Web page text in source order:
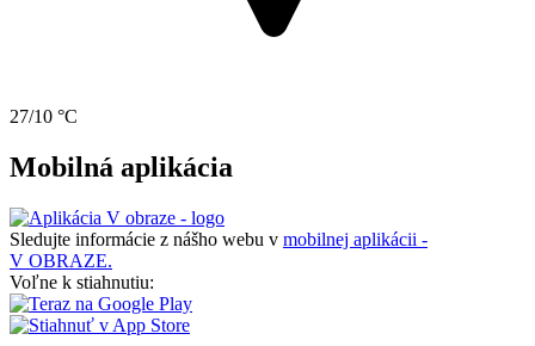
27/10 °C
Mobilná aplikácia
Sledujte informácie z nášho webu v mobilnej aplikácii -
V OBRAZE.
Voľne k stiahnutiu: